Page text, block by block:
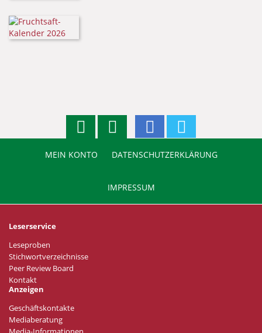
MEIN KONTO DATENSCHUTZERKLÄRUNG
IMPRESSUM
Leserservice
Leseproben
Stichwortverzeichnisse
Peer Review Board
Kontakt
Anzeigen
Geschäftskontakte
Mediaberatung